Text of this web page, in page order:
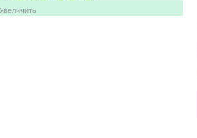
Увеличить